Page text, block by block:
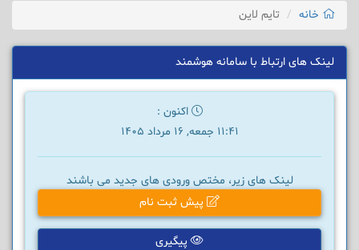
خانه تایم لاین
لینک های ارتباط با سامانه هوشمند
اکنون :
11:41 جمعه, 16 مرداد 1405
لینک های زیر، مختص ورودی های جدید می باشند
پیش ثبت نام
پیگیری